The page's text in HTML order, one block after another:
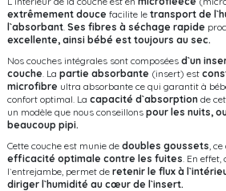
extrêmement douce facilite le transport de
l`absorbant. Ses fibres à séchage rapide
excellente, ainsi bébé est toujours au sec.
Nos couches intégrales sont composées d`un
couche. La partie absorbante (insert) est
microfibre ultra absorbante ce qui garantit à
confort optimal. La capacité d`absorption de
un modèle que nous conseillons pour les nuits,
beaucoup pipi.
Cette couche est munie de doubles goussets ,
efficacité optimale contre les fuites . En
l`entrejambe, permet de retenir le flux à
diriger l`humidité au cœur de l`insert.